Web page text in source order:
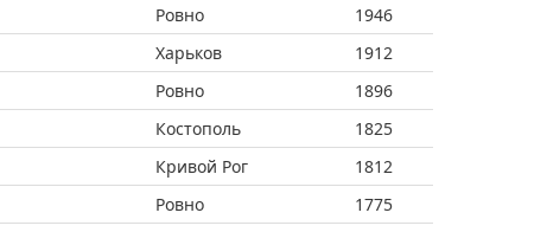
Ровно
1946
Харьков
1912
Ровно
1896
Костополь
1825
Кривой Рог
1812
Ровно
1775